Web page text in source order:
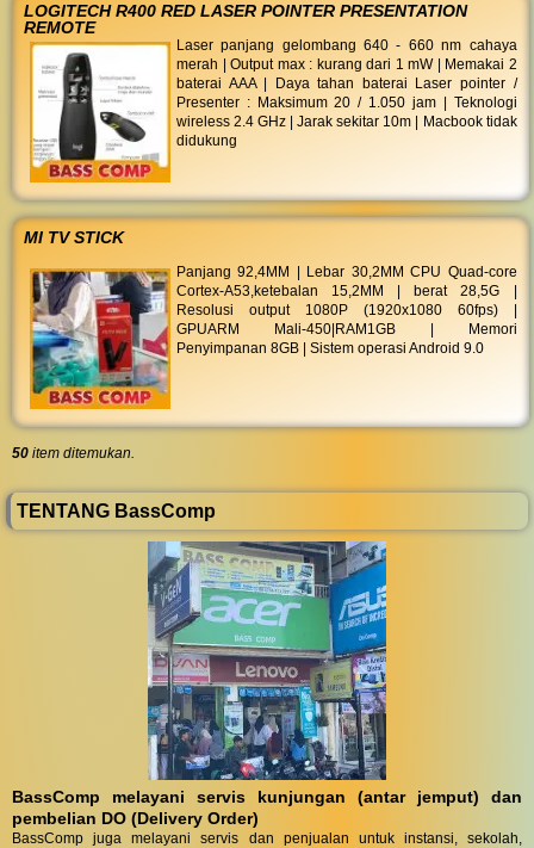
LOGITECH R400 RED LASER POINTER PRESENTATION
REMOTE
Laser panjang gelombang 640 - 660 nm cahaya
merah | Output max : kurang dari 1 mW | Memakai 2
baterai AAA | Daya tahan baterai Laser pointer /
Presenter : Maksimum 20 / 1.050 jam | Teknologi
wireless 2.4 GHz | Jarak sekitar 10m | Macbook tidak
didukung
MI TV STICK
Panjang 92,4MM | Lebar 30,2MM CPU Quad-core
Cortex-A53,ketebalan 15,2MM | berat 28,5G |
Resolusi output 1080P (1920x1080 60fps) |
GPUARM Mali-450|RAM1GB | Memori
Penyimpanan 8GB | Sistem operasi Android 9.0
50 item ditemukan.
TENTANG BassComp
BassComp melayani servis kunjungan (antar jemput) dan
pembelian DO (Delivery Order)
BassComp juga melayani servis dan penjualan untuk instansi, sekolah,